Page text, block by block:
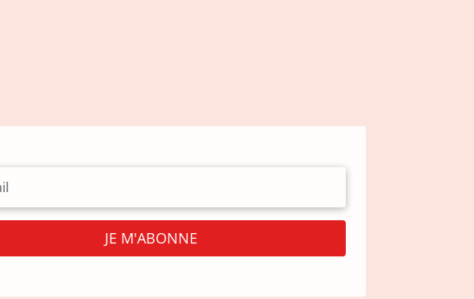
JE M'ABONNE